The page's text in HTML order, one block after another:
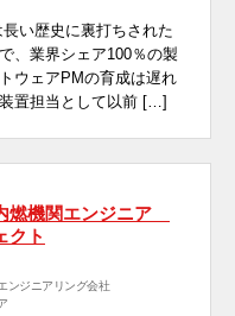
い歴史に裏打ちされた
、業界シェア100％の製
ウェアPMの育成は遅れ
置担当として以前 […]
燃機関エンジニア
クト
ンジニアリング会社